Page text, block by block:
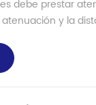
debe prestar
y la